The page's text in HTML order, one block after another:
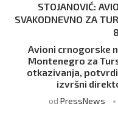
STOJANOVIĆ:
SVAKODNEVNO ZA
Avioni crnogorske
Montenegro za
otkazivanja,
izvršni
od PressNews